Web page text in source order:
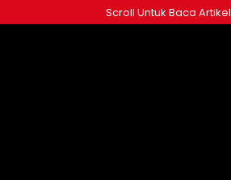
ke
Scroll Untuk Baca Artikel